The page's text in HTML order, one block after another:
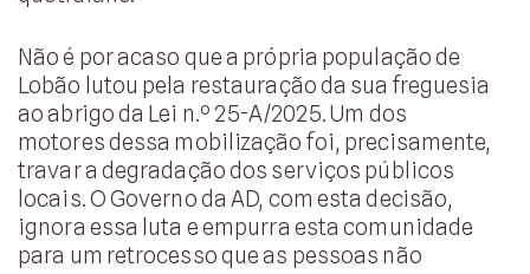
Não é por acaso que a própria população de
Lobão lutou pela restauração da sua freguesia
ao abrigo da Lei n.º 25-A/2025. Um dos
motores dessa mobilização foi, precisamente,
travar a degradação dos serviços públicos
locais. O Governo da AD, com esta decisão,
ignora essa luta e empurra esta comunidade
para um retrocesso que as pessoas não